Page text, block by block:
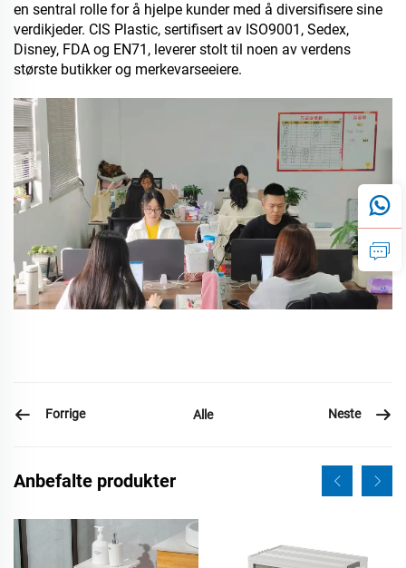
en sentral rolle for å hjelpe kunder med å diversifisere sine
verdikjeder. CIS Plastic, sertifisert av ISO9001, Sedex,
Disney, FDA og EN71, leverer stolt til noen av verdens
største butikker og merkevarseeiere.
Forrige Alle Neste
Anbefalte produkter